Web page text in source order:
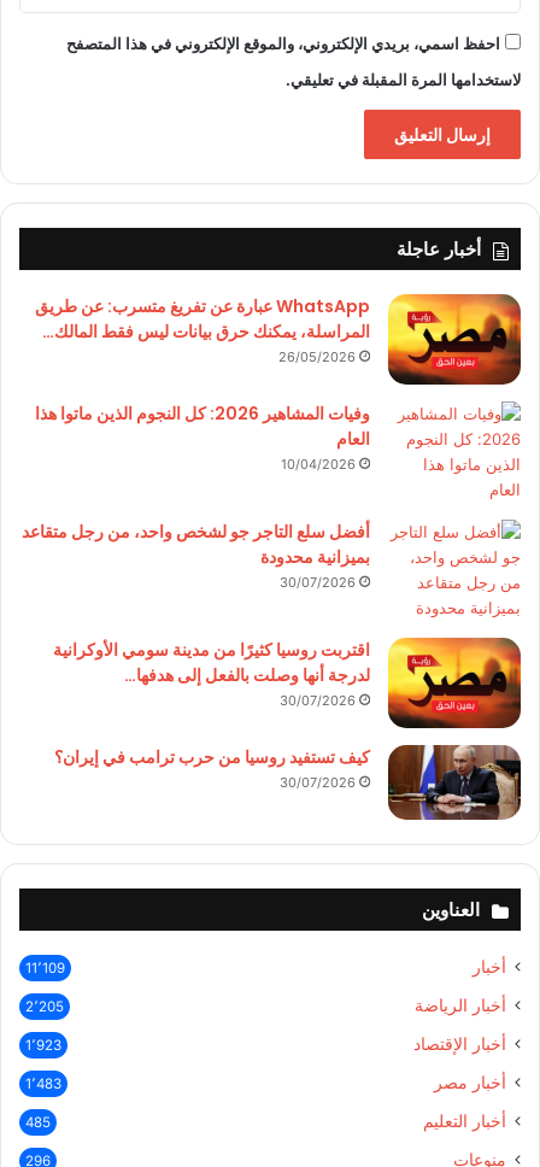
احفظ اسمي، بريدي الإلكتروني، والموقع الإلكتروني في هذا المتصفح
لاستخدامها المرة المقبلة في تعليقي.
أخبار عاجلة
WhatsApp عبارة عن تفريغ متسرب: عن طريق
المراسلة، يمكنك حرق بيانات ليس فقط المالك…
26/05/2026
وفيات المشاهير 2026: كل النجوم الذين ماتوا هذا
العام
10/04/2026
أفضل سلع التاجر جو لشخص واحد، من رجل متقاعد
بميزانية محدودة
30/07/2026
اقتربت روسيا كثيرًا من مدينة سومي الأوكرانية
لدرجة أنها وصلت بالفعل إلى هدفها…
30/07/2026
كيف تستفيد روسيا من حرب ترامب في إيران؟
30/07/2026
العناوين
أخبار 11٬109
أخبار الرياضة 2٬205
أخبار الإقتصاد 1٬923
أخبار مصر 1٬483
أخبار التعليم 485
منوعات 296